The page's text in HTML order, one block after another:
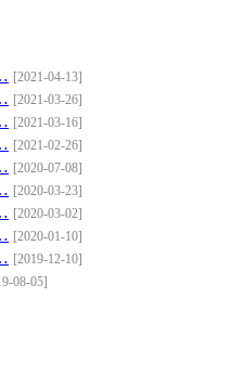
[2021-04-13]
[2021-03-26]
[2021-03-16]
[2021-02-26]
[2020-07-08]
[2020-03-23]
[2020-03-02]
[2020-01-10]
[2019-12-10]
08-05]